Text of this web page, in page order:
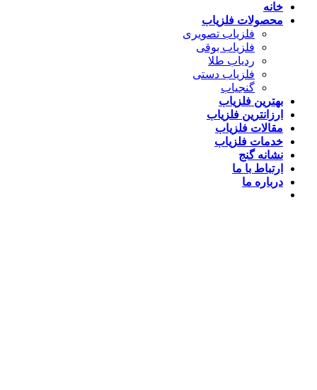
خانه
محصولات فلزیاب
فلزیاب تصویری
فلزیاب بوقی
ردیاب طلا
فلزیاب دستی
گنجیاب
بهترین فلزیاب
ارزانترین فلزیاب
مقالات فلزیاب
خدمات فلزیاب
نشانه گنج
ارتباط با ما
درباره ما